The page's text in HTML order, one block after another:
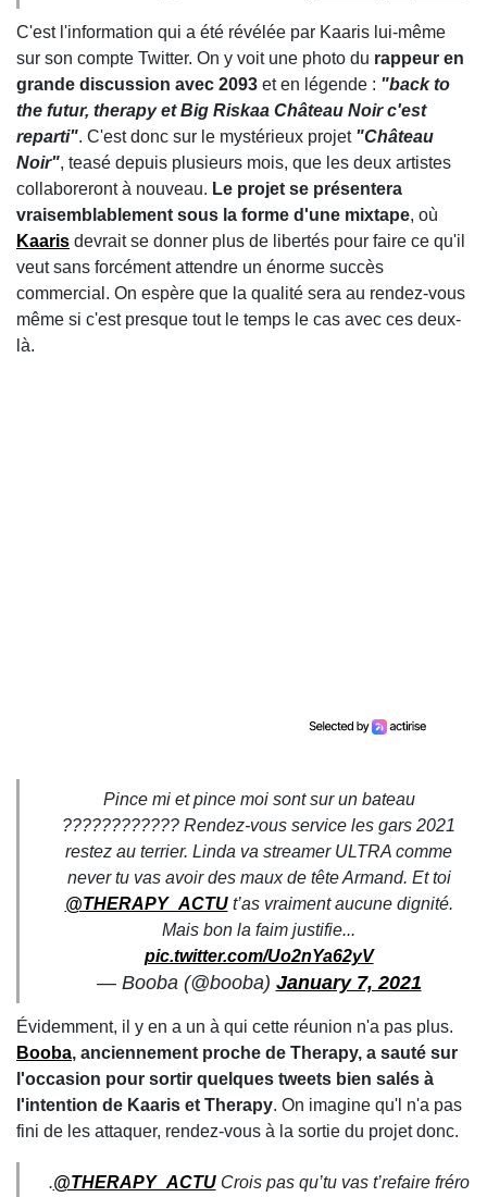
C'est l'information qui a été révélée par Kaaris lui-même
sur son compte Twitter. On y voit une photo du rappeur en
grande discussion avec 2093 et en légende : "back to
the futur, therapy et Big Riskaa Château Noir c'est
reparti". C'est donc sur le mystérieux projet "Château
Noir", teasé depuis plusieurs mois, que les deux artistes
collaboreront à nouveau. Le projet se présentera
vraisemblablement sous la forme d'une mixtape, où
Kaaris devrait se donner plus de libertés pour faire ce qu'il
veut sans forcément attendre un énorme succès
commercial. On espère que la qualité sera au rendez-vous
même si c'est presque tout le temps le cas avec ces deux-
là.
Pince mi et pince moi sont sur un bateau
???????????? Rendez-vous service les gars 2021
restez au terrier. Linda va streamer ULTRA comme
never tu vas avoir des maux de tête Armand. Et toi
@THERAPY_ACTUt’as vraiment aucune dignité.
Mais bon la faim justifie...
pic.twitter.com/Uo2nYa62yV
— Booba (@booba) January 7, 2021
Évidemment, il y en a un à qui cette réunion n'a pas plus.
Booba, anciennement proche de Therapy, a sauté sur
l'occasion pour sortir quelques tweets bien salés à
l'intention de Kaaris et Therapy. On imagine qu'l n'a pas
fini de les attaquer, rendez-vous à la sortie du projet donc.
.@THERAPY_ACTUCrois pas qu’tu vas t’refaire fréro